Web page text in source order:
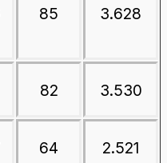
85 3.628
82 3.530
64 2.521